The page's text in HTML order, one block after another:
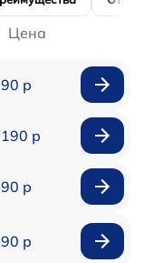
Цена
р
р
р
р